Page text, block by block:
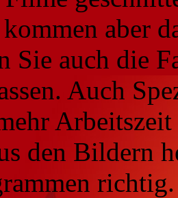
aber
Sie auch die
Auch
den Bildern
richtig.